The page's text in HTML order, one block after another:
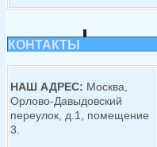
КОНТАКТЫ
НАШ АДРЕС: Москва,
Орлово-Давыдовский
переулок, д.1, помещение
3.